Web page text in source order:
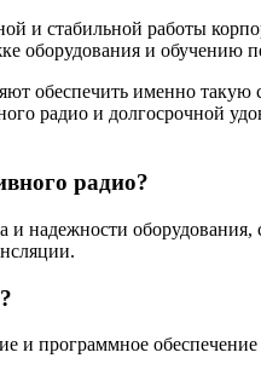
и стабильной работы
оборудования и обучению
обеспечить именно такую
радио и долгосрочной
радио?
и надежности оборудования,
программное обеспечение